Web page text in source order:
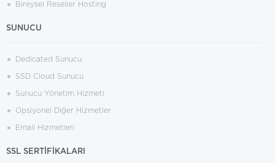
Bireysel Reseller Hosting
SUNUCU
Dedicated Sunucu
SSD Cloud Sunucu
Sunucu Yönetim Hizmeti
Opsiyonel Diğer Hizmetler
Email Hizmetleri
SSL SERTİFİKALARI